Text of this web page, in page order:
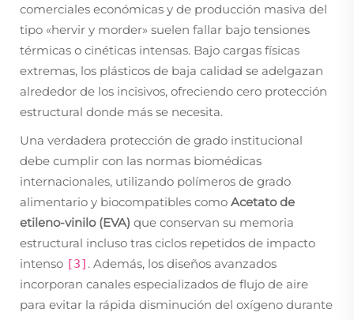
comerciales económicas y de producción masiva del
tipo «hervir y morder» suelen fallar bajo tensiones
térmicas o cinéticas intensas. Bajo cargas físicas
extremas, los plásticos de baja calidad se adelgazan
alrededor de los incisivos, ofreciendo cero protección
estructural donde más se necesita.
Una verdadera protección de grado institucional
debe cumplir con las normas biomédicas
internacionales, utilizando polímeros de grado
alimentario y biocompatibles como Acetato de
etileno-vinilo (EVA) que conservan su memoria
estructural incluso tras ciclos repetidos de impacto
intenso [3] . Además, los diseños avanzados
incorporan canales especializados de flujo de aire
para evitar la rápida disminución del oxígeno durante